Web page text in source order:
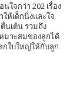
จกว่า 202 เรื่อง
ห้เด็กนิ่งและใจ
นเต้น รวมถึง
มาะสมของลูกได้
กใบใหญ่ให้กับลูก